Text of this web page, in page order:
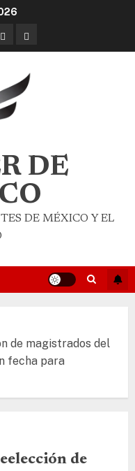
DE
DE MÉXICO Y EL
de magistrados del
fecha para
de